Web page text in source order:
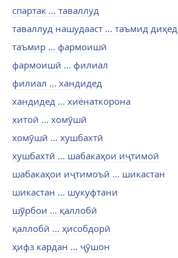
спартак ... таваллуд
таваллуд нашудааст ... таъмид диҳед
таъмир ... фармоишӣ
фармоишӣ ... филиал
филиал ... хандидед
хандидед ... хиёнаткорона
хитоӣ ... хомӯшӣ
хомӯшӣ ... хушбахтӣ
хушбахтӣ ... шабакаҳои иҷтимоӣ
шабакаҳои иҷтимоъӣ ... шикастан
шикастан ... шукуфтани
шўрбои ... қаллобӣ
қаллобӣ ... ҳисобдорӣ
ҳифз кардан ... ҷӯшон